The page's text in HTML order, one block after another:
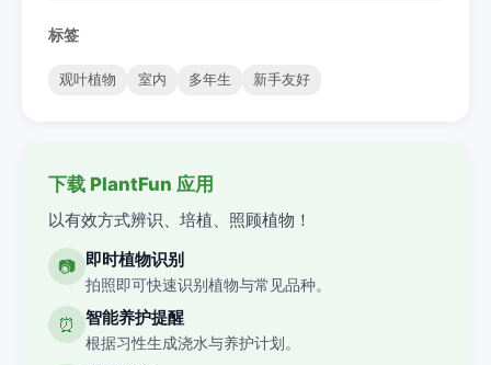
标签
观叶植物 室内 多年生 新手友好
下载 PlantFun 应用
以有效方式辨识、培植、照顾植物！
📷 即时植物识别
拍照即可快速识别植物与常见品种。
⏰ 智能养护提醒
根据习性生成浇水与养护计划。